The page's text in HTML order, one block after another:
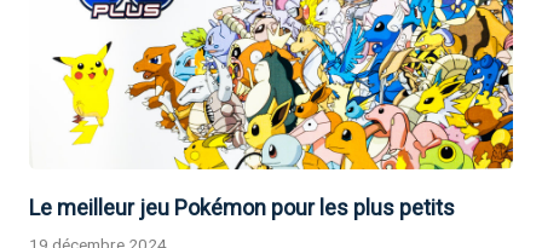
Le meilleur jeu Pokémon pour les plus petits
19 décembre 2024